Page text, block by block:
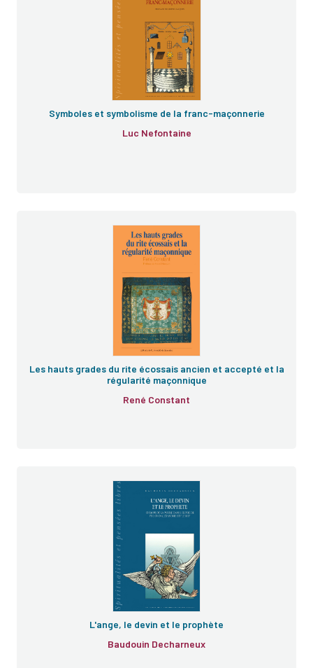
Symboles et symbolisme de la franc-maçonnerie
Luc Nefontaine
Les hauts grades du rite écossais ancien et accepté et la
régularité maçonnique
René Constant
L'ange, le devin et le prophète
Baudouin Decharneux